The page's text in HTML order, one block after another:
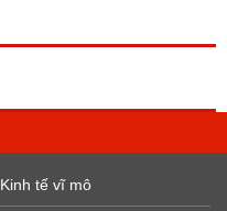
Kinh tế vĩ mô